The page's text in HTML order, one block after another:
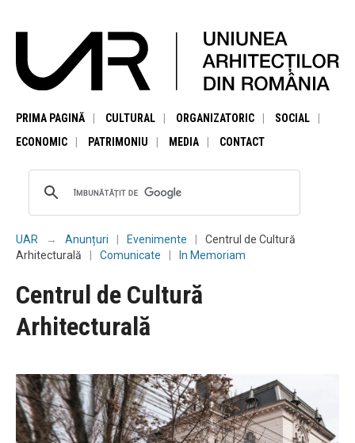
PRIMA PAGINĂ CULTURAL ORGANIZATORIC
SOCIAL
ECONOMIC
PATRIMONIU MEDIA CONTACT
UAR Anunțuri Evenimente
Centrul de Cultură
Arhitecturală
Comunicate In Memoriam
Centrul de Cultură
Arhitecturală